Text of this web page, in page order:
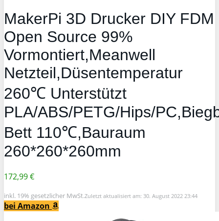
MakerPi 3D Drucker DIY FDM
Open Source 99%
Vormontiert,Meanwell
Netzteil,Düsentemperatur
260℃ Unterstützt
PLA/ABS/PETG/Hips/
Bett 110℃,Bauraum
260*260*260mm
172,99 €
inkl. 19% gesetzlicher MwSt.Zuletzt aktualisiert am: 30. August 2022 23:44
bei Amazon